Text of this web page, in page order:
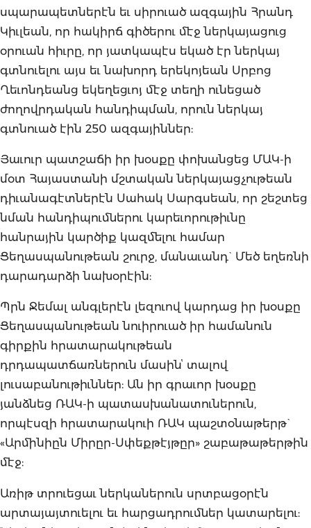
սպարապետներէն եւ սիրուած ազգային Հրանդ
Կիւլեան, որ հակիրճ գիծերու մէջ ներկայացուց
օրուան հիւրը, որ յատկապէս եկած էր ներկայ
գտնուելու այս եւ նախորդ երեկոյեան Սրբոց
Ղեւոնդեանց եկեղեցւոյ մէջ տեղի ունեցած
ժողովրդական հանդիպման, որուն ներկայ
գտնուած էին 250 ազգայիններ:
Յաւուր պատշաճի իր խօսքը փոխանցեց ՄԱԿ-ի
մօտ Հայաստանի մշտական ներկայացչութեան
դիւանագէտներէն Սահակ Սարգսեան, որ շեշտեց
նման հանդիպումներու կարեւորութիւնը
հանրային կարծիք կազմելու համար
Ցեղասպանութեան շուրջ, մանաւանդ` Մեծ եղեռնի
դարադարձի նախօրէին:
Պրն Ջեմալ անգլերէն լեզուով կարդաց իր խօսքը
Ցեղասպանութեան նուիրուած իր համանուն
գիրքին հրատարակութեան
դրդապատճառներուն մասինՙ տալով
լուսաբանութիւններ: Ան իր գրաւոր խօսքը
յանձնեց ՌԱԿ-ի պատասխանատուներուն,
որպէսզի հրատարակուի ՌԱԿ պաշտօնաթերթ`
«Արմինիըն Միրըր-Սփեքթէյթըր» շաբաթաթերթին
մէջ:
Առիթ տրուեցաւ ներկաներուն սրտբացօրէն
արտայայտուելու եւ հարցադրումներ կատարելու: